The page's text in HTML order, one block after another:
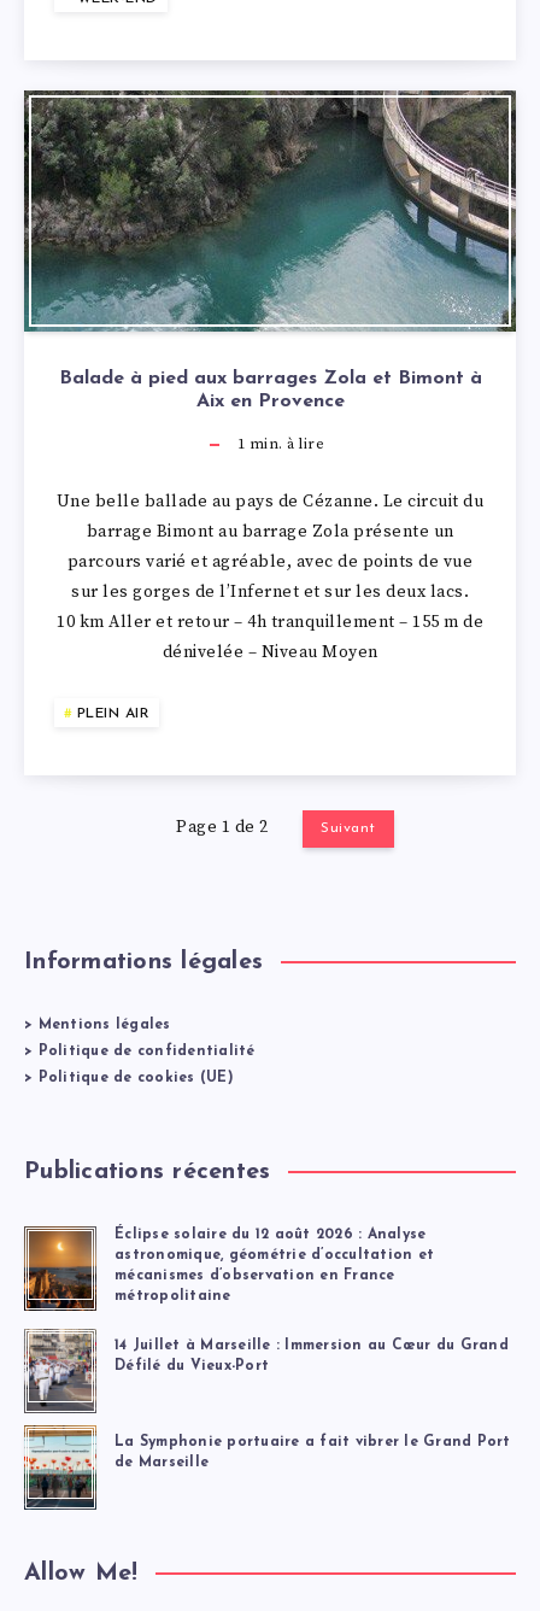
Balade à pied aux barrages Zola et Bimont à
Aix en Provence
1 min. à lire
Une belle ballade au pays de Cézanne. Le circuit du
barrage Bimont au barrage Zola présente un
parcours varié et agréable, avec de points de vue
sur les gorges de l’Infernet et sur les deux lacs.
10 km Aller et retour – 4h tranquillement – 155 m de
dénivelée – Niveau Moyen
PLEIN AIR
Page 1 de 2 Suivant
Informations légales
>
Mentions légales
>
Politique de confidentialité
>
Politique de cookies (UE)
Publications récentes
Éclipse solaire du 12 août 2026 : Analyse
astronomique, géométrie d’occultation et
mécanismes d’observation en France
métropolitaine
14 Juillet à Marseille : Immersion au Cœur du Grand
Défilé du Vieux-Port
La Symphonie portuaire a fait vibrer le Grand Port
de Marseille
Allow Me!